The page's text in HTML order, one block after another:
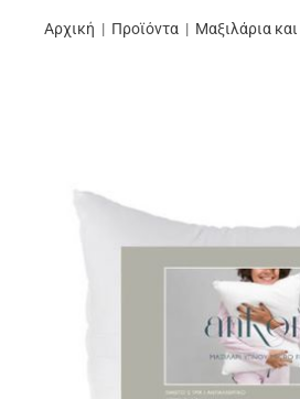
Αρχική Προϊόντα Μαξιλάρια